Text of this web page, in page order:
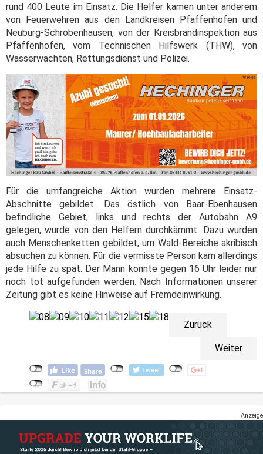
rund 400 Leute im Einsatz. Die Helfer kamen unter anderem
von Feuerwehren aus den Landkreisen Pfaffenhofen und
Neuburg-Schrobenhausen, von der Kreisbrandinspektion aus
Pfaffenhofen, vom Technischen Hilfswerk (THW), von
Wasserwachten, Rettungsdienst und Polizei.
Für die umfangreiche Aktion wurden mehrere Einsatz-
Abschnitte gebildet. Das östlich von Baar-Ebenhausen
befindliche Gebiet, links und rechts der Autobahn A9
gelegen, wurde von den Helfern durchkämmt. Dazu wurden
auch Menschenketten gebildet, um Wald-Bereiche akribisch
absuchen zu können. Für die vermisste Person kam allerdings
jede Hilfe zu spät. Der Mann konnte gegen 16 Uhr leider nur
noch tot aufgefunden werden. Nach Informationen unserer
Zeitung gibt es keine Hinweise auf Fremdeinwirkung.
Zurück
Weiter
Anzeige